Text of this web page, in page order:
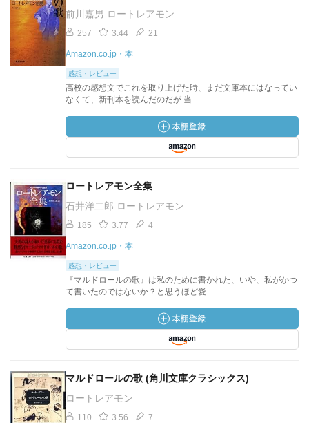
前川嘉男 ロートレアモン
257 3.44 21
Amazon.co.jp・本
感想・レビュー
高校の感想文でこれを取り上げた時、まだ文庫本にはなってい
なくて、新刊本を読んだのだが 当...
ロートレアモン全集
石井洋二郎 ロートレアモン
185 3.77 4
Amazon.co.jp・本
感想・レビュー
『マルドロールの歌』は私のために書かれた、いや、私がかつ
て書いたのではないか？と思うほど愛...
マルドロールの歌 (角川文庫クラシックス)
ロートレアモン
110 3.56 7